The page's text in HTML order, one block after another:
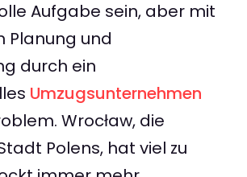
Aufgabe sein, aber mit
Planung und
durch ein
Umzugsunternehmen
Wrocław, die
Polens, hat viel zu